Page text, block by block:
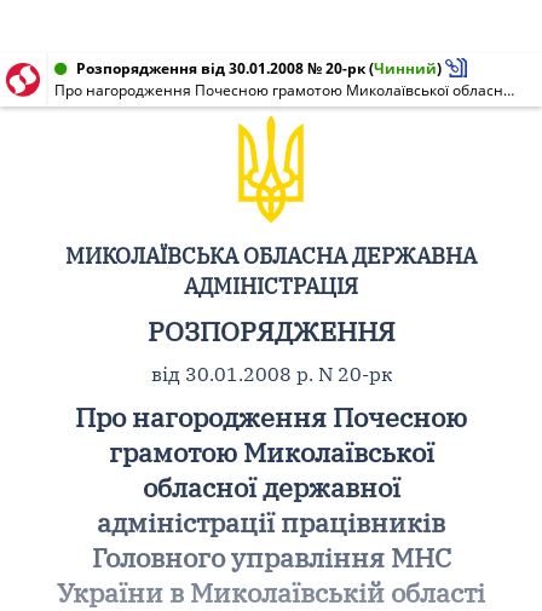
Розпорядження від 30.01.2008 № 20-рк(Чинний)
Про нагородження Почесною грамотою Миколаївської обласної державної адміністрації працівників Головного управління МНС України в Миколаївській області
МИКОЛАЇВСЬКА ОБЛАСНА ДЕРЖАВНА
АДМІНІСТРАЦІЯ
РОЗПОРЯДЖЕННЯ
від 30.01.2008 р. N 20-рк
Про нагородження Почесною
грамотою Миколаївської
обласної державної
адміністрації працівників
Головного управління МНС
України в Миколаївській області